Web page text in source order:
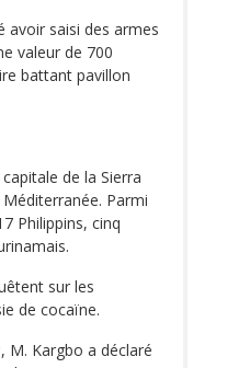
avoir saisi des armes
valeur de 700
battant pavillon
de la Sierra
Parmi
Philippins, cinq
sur les
de cocaïne.
M. Kargbo a déclaré